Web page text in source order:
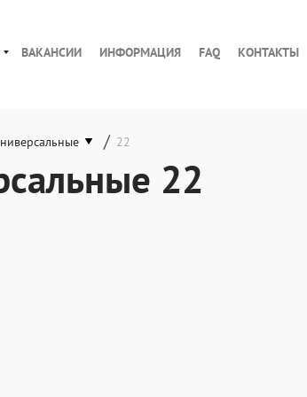
ВАКАНСИИ ИНФОРМАЦИЯ FAQ КОНТАКТЫ
/ 22
22